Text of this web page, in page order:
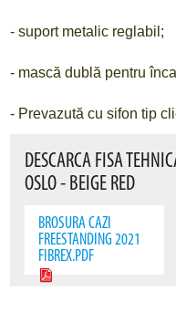
- suport metalic reglabil;
- mască dublă pentru
- Prevazută cu sifon tip
DESCARCA FISA
OSLO - BEIGE RED
BROSURA CAZI
FREESTANDING 2021
FIBREX.PDF